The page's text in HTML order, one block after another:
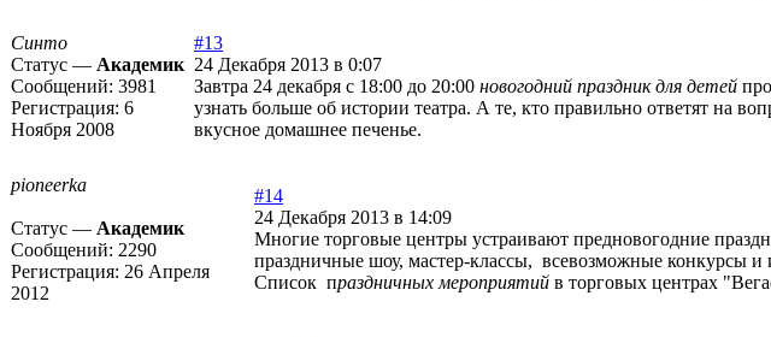
Синто
Статус — Академик
Сообщений: 3981
Регистрация: 6
Ноября 2008
#13
24 Декабря 2013 в 0:07
Завтра 24 декабря с 18:00 до 20:00 новогодний праздник для детей
узнать больше об истории театра. А те, кто правильно ответят на
вкусное домашнее печенье.
pioneerka
Статус — Академик
Сообщений: 2290
Регистрация: 26 Апреля
2012
#14
24 Декабря 2013 в 14:09
Многие торговые центры устраивают предновогодние
праздничные шоу, мастер-классы, всевозможные конкурсы
Список праздничных мероприятий в торговых центрах